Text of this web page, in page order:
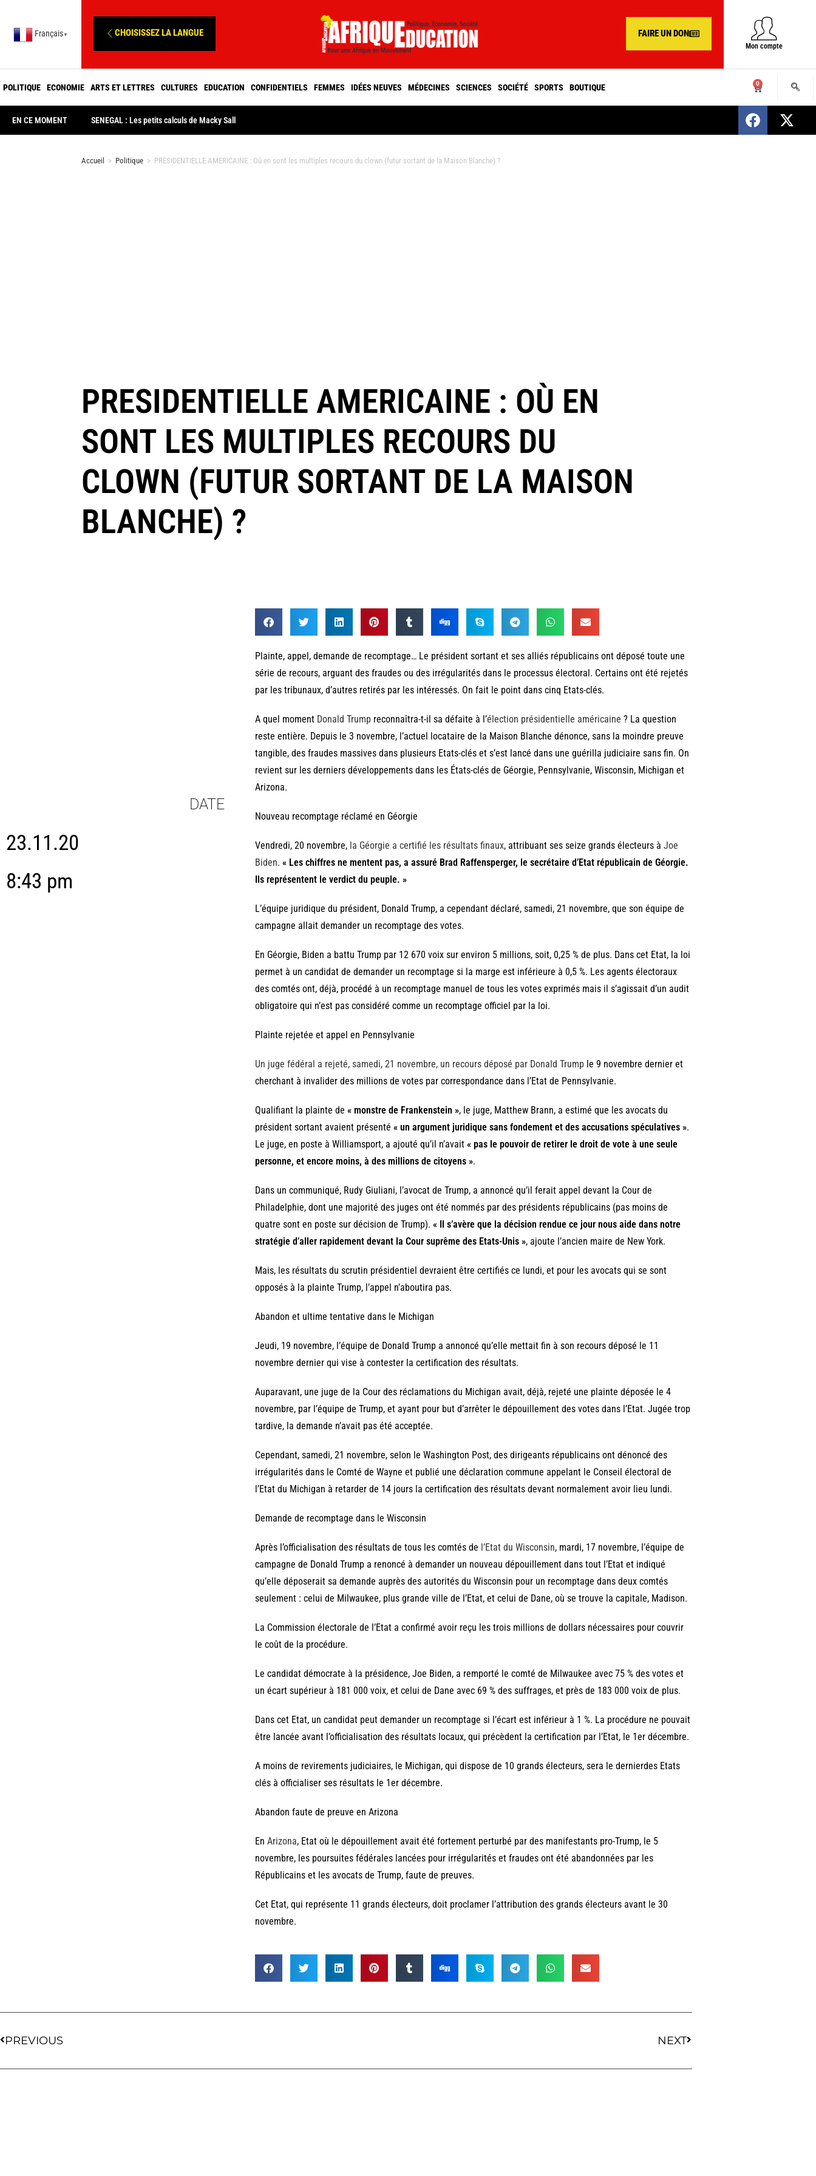
Français ▼ CHOISISSEZ LA LANGUE FAIRE UN DON
Mon compte
POLITIQUE ECONOMIE ARTS ET LETTRES CULTURES EDUCATION CONFIDENTIELS FEMMES IDÉES NEUVES MÉDECINES SCIENCES SOCIÉTÉ SPORTS BOUTIQUE 0
EN CE MOMENT SENEGAL : Les petits calculs de Macky Sall SENEGAL : Nomination d’un nouveau
Accueil > Politique > PRESIDENTIELLE AMERICAINE : Où en sont les multiples recours du clown (futur sortant de la Maison Blanche) ?
PRESIDENTIELLE AMERICAINE : OÙ EN
SONT LES MULTIPLES RECOURS DU
CLOWN (FUTUR SORTANT DE LA MAISON
BLANCHE) ?
DATE
23.11.20
8:43 pm
Plainte, appel, demande de recomptage… Le président sortant et ses alliés républicains ont déposé toute une
série de recours, arguant des fraudes ou des irrégularités dans le processus électoral. Certains ont été rejetés
par les tribunaux, d’autres retirés par les intéressés. On fait le point dans cinq Etats-clés.
A quel moment Donald Trumpreconnaîtra-t-il sa défaite à l’élection présidentielle américaine ? La question
reste entière. Depuis le 3 novembre, l’actuel locataire de la Maison Blanche dénonce, sans la moindre preuve
tangible, des fraudes massives dans plusieurs Etats-clés et s’est lancé dans une guérilla judiciaire sans fin. On
revient sur les derniers développements dans les États-clés de Géorgie, Pennsylvanie, Wisconsin, Michigan et
Arizona.
Nouveau recomptage réclamé en Géorgie
Vendredi, 20 novembre, la Géorgie a certifié les résultats finaux, attribuant ses seize grands électeurs à Joe
Biden. « Les chiffres ne mentent pas, a assuré Brad Raffensperger, le secrétaire d’Etat républicain de Géorgie.
Ils représentent le verdict du peuple. »
L’équipe juridique du président, Donald Trump, a cependant déclaré, samedi, 21 novembre, que son équipe de
campagne allait demander un recomptage des votes.
En Géorgie, Biden a battu Trump par 12 670 voix sur environ 5 millions, soit, 0,25 % de plus. Dans cet Etat, la loi
permet à un candidat de demander un recomptage si la marge est inférieure à 0,5 %. Les agents électoraux
des comtés ont, déjà, procédé à un recomptage manuel de tous les votes exprimés mais il s’agissait d’un audit
obligatoire qui n’est pas considéré comme un recomptage officiel par la loi.
Plainte rejetée et appel en Pennsylvanie
Un juge fédéral a rejeté, samedi, 21 novembre, un recours déposé par Donald Trumple 9 novembre dernier et
cherchant à invalider des millions de votes par correspondance dans l’Etat de Pennsylvanie.
Qualifiant la plainte de « monstre de Frankenstein », le juge, Matthew Brann, a estimé que les avocats du
président sortant avaient présenté « un argument juridique sans fondement et des accusations spéculatives ».
Le juge, en poste à Williamsport, a ajouté qu’il n’avait « pas le pouvoir de retirer le droit de vote à une seule
personne, et encore moins, à des millions de citoyens ».
Dans un communiqué, Rudy Giuliani, l’avocat de Trump, a annoncé qu’il ferait appel devant la Cour de
Philadelphie, dont une majorité des juges ont été nommés par des présidents républicains (pas moins de
quatre sont en poste sur décision de Trump). « Il s’avère que la décision rendue ce jour nous aide dans notre
stratégie d’aller rapidement devant la Cour suprême des Etats-Unis », ajoute l’ancien maire de New York.
Mais, les résultats du scrutin présidentiel devraient être certifiés ce lundi, et pour les avocats qui se sont
opposés à la plainte Trump, l’appel n’aboutira pas.
Abandon et ultime tentative dans le Michigan
Jeudi, 19 novembre, l’équipe de Donald Trump a annoncé qu’elle mettait fin à son recours déposé le 11
novembre dernier qui vise à contester la certification des résultats.
Auparavant, une juge de la Cour des réclamations du Michigan avait, déjà, rejeté une plainte déposée le 4
novembre, par l’équipe de Trump, et ayant pour but d’arrêter le dépouillement des votes dans l’Etat. Jugée trop
tardive, la demande n’avait pas été acceptée.
Cependant, samedi, 21 novembre, selon le Washington Post, des dirigeants républicains ont dénoncé des
irrégularités dans le Comté de Wayne et publié une déclaration commune appelant le Conseil électoral de
l’Etat du Michigan à retarder de 14 jours la certification des résultats devant normalement avoir lieu lundi.
Demande de recomptage dans le Wisconsin
Après l’officialisation des résultats de tous les comtés de l’Etat du Wisconsin, mardi, 17 novembre, l’équipe de
campagne de Donald Trump a renoncé à demander un nouveau dépouillement dans tout l’Etat et indiqué
qu’elle déposerait sa demande auprès des autorités du Wisconsin pour un recomptage dans deux comtés
seulement : celui de Milwaukee, plus grande ville de l’Etat, et celui de Dane, où se trouve la capitale, Madison.
La Commission électorale de l’Etat a confirmé avoir reçu les trois millions de dollars nécessaires pour couvrir
le coût de la procédure.
Le candidat démocrate à la présidence, Joe Biden, a remporté le comté de Milwaukee avec 75 % des votes et
un écart supérieur à 181 000 voix, et celui de Dane avec 69 % des suffrages, et près de 183 000 voix de plus.
Dans cet Etat, un candidat peut demander un recomptage si l’écart est inférieur à 1 %. La procédure ne pouvait
être lancée avant l’officialisation des résultats locaux, qui précèdent la certification par l’Etat, le 1er décembre.
A moins de revirements judiciaires, le Michigan, qui dispose de 10 grands électeurs, sera le dernierdes Etats
clés à officialiser ses résultats le 1er décembre.
Abandon faute de preuve en Arizona
En Arizona, Etat où le dépouillement avait été fortement perturbé par des manifestants pro-Trump, le 5
novembre, les poursuites fédérales lancées pour irrégularités et fraudes ont été abandonnées par les
Républicains et les avocats de Trump, faute de preuves.
Cet Etat, qui représente 11 grands électeurs, doit proclamer l’attribution des grands électeurs avant le 30
novembre.
PREVIOUS NEXT